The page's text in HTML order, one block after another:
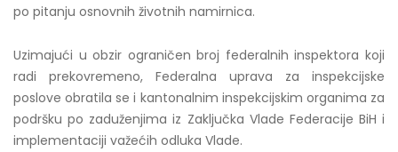
po pitanju osnovnih životnih namirnica.
Uzimajući u obzir ograničen broj federalnih inspektora koji
radi prekovremeno, Federalna uprava za inspekcijske
poslove obratila se i kantonalnim inspekcijskim organima za
podršku po zaduženjima iz Zaključka Vlade Federacije BiH i
implementaciji važećih odluka Vlade.